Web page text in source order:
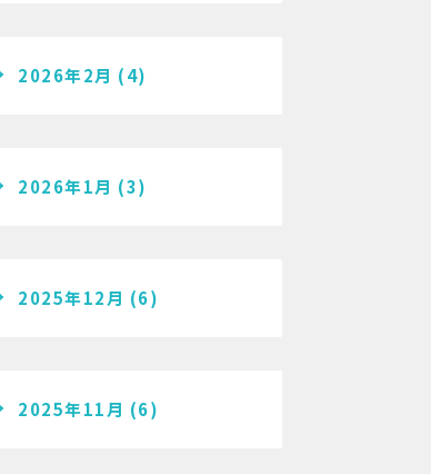
2026年2月 (4)
2026年1月 (3)
2025年12月 (6)
2025年11月 (6)